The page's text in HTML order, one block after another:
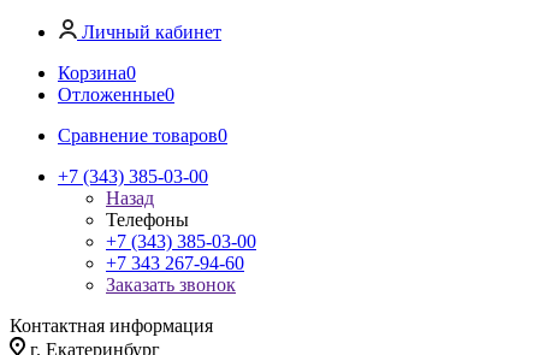
Личный кабинет
Корзина0
Отложенные0
Сравнение товаров0
+7 (343) 385-03-00
Назад
Телефоны
+7 (343) 385-03-00
+7 343 267-94-60
Заказать звонок
Контактная информация
г. Екатеринбург